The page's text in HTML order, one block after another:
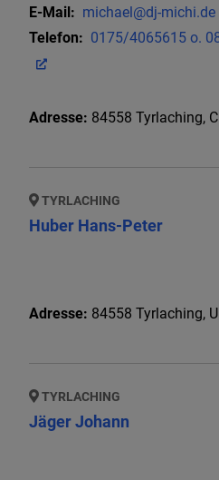
E-Mail: michael@dj-michi.de
Telefon: 0175/4065615 o.
Adresse: 84558 Tyrlaching,
TYRLACHING
Huber Hans-Peter
Adresse: 84558 Tyrlaching,
TYRLACHING
Jäger Johann